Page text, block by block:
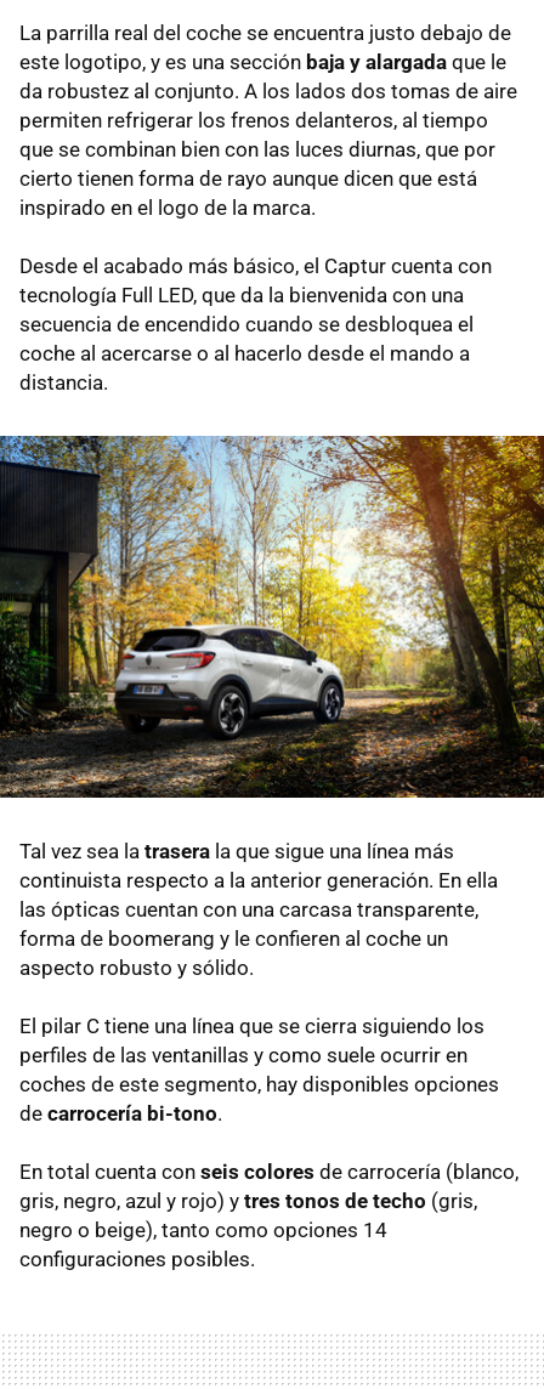
La parrilla real del coche se encuentra justo debajo de
este logotipo, y es una sección baja y alargada que le
da robustez al conjunto. A los lados dos tomas de aire
permiten refrigerar los frenos delanteros, al tiempo
que se combinan bien con las luces diurnas, que por
cierto tienen forma de rayo aunque dicen que está
inspirado en el logo de la marca.
Desde el acabado más básico, el Captur cuenta con
tecnología Full LED, que da la bienvenida con una
secuencia de encendido cuando se desbloquea el
coche al acercarse o al hacerlo desde el mando a
distancia.
Tal vez sea la trasera la que sigue una línea más
continuista respecto a la anterior generación. En ella
las ópticas cuentan con una carcasa transparente,
forma de boomerang y le confieren al coche un
aspecto robusto y sólido.
El pilar C tiene una línea que se cierra siguiendo los
perfiles de las ventanillas y como suele ocurrir en
coches de este segmento, hay disponibles opciones
de carrocería bi-tono.
En total cuenta con seis colores de carrocería (blanco,
gris, negro, azul y rojo) y tres tonos de techo (gris,
negro o beige), tanto como opciones 14
configuraciones posibles.